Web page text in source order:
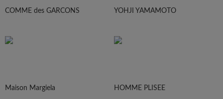
COMME des GARCONS YOHJI YAMAMOTO
Maison Margiela HOMME PLISEE